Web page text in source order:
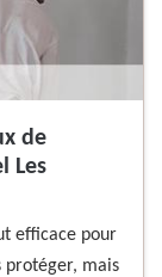
de
Les
efficace pour
protéger, mais